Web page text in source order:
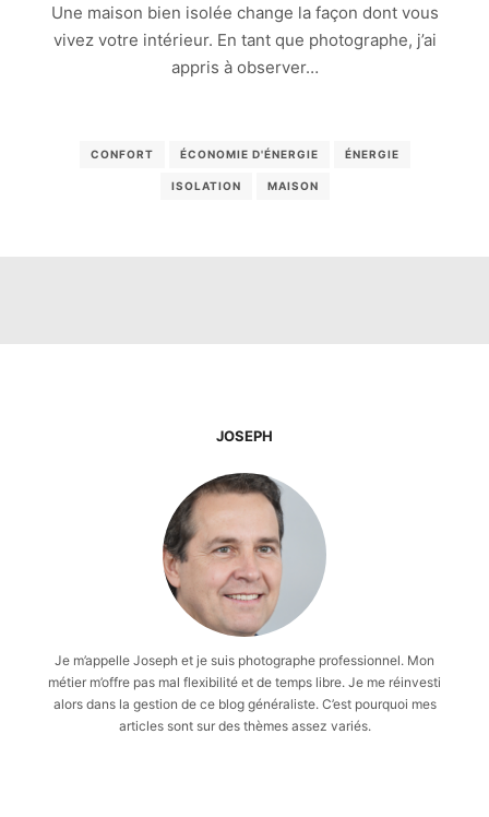
Une maison bien isolée change la façon dont vous
vivez votre intérieur. En tant que photographe, j’ai
appris à observer…
CONFORT ÉCONOMIE D'ÉNERGIE ÉNERGIE
ISOLATION MAISON
JOSEPH
Je m’appelle Joseph et je suis photographe professionnel. Mon
métier m’offre pas mal flexibilité et de temps libre. Je me réinvesti
alors dans la gestion de ce blog généraliste. C’est pourquoi mes
articles sont sur des thèmes assez variés.